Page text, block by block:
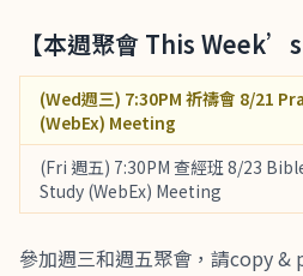
【本週聚會 This
(Wed週三) 7:30PM 祈禱會 8/21
(WebEx) Meeting
(Fri 週五) 7:30PM 查經班 8/23
Study (WebEx) Meeting
參加週三和週五聚會，請copy &